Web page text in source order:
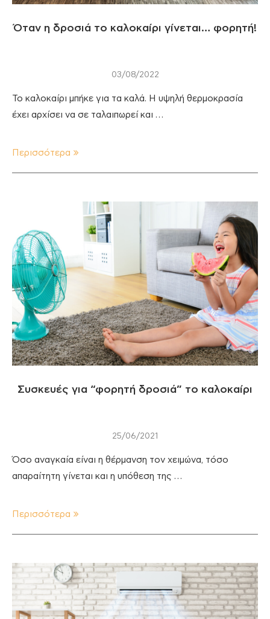
Όταν η δροσιά το καλοκαίρι γίνεται… φορητή!
03/08/2022
Το καλοκαίρι μπήκε για τα καλά. Η υψηλή θερμοκρασία
έχει αρχίσει να σε ταλαιπωρεί και …
Περισσότερα
Συσκευές για “φορητή δροσιά” το καλοκαίρι
25/06/2021
Όσο αναγκαία είναι η θέρμανση τον χειμώνα, τόσο
απαραίτητη γίνεται και η υπόθεση της …
Περισσότερα